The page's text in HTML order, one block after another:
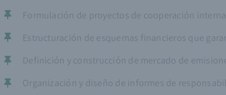
Formulación de proyectos de cooperación
Estructuración de esquemas financieros que
Definición y construcción de mercado de
Organización y diseño de informes de